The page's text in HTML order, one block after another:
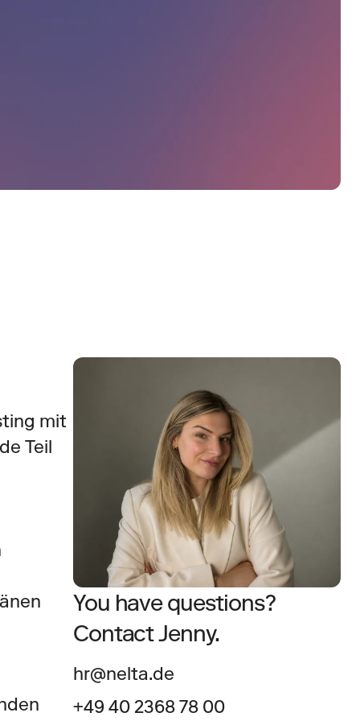
mit
Teil
You have questions?
Contact Jenny.
hr@nelta.de
+49 40 2368 78 00